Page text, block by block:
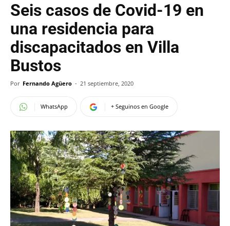
Seis casos de Covid-19 en
una residencia para
discapacitados en Villa
Bustos
Por Fernando Agüero - 21 septiembre, 2020
WhatsApp + Seguinos en Google